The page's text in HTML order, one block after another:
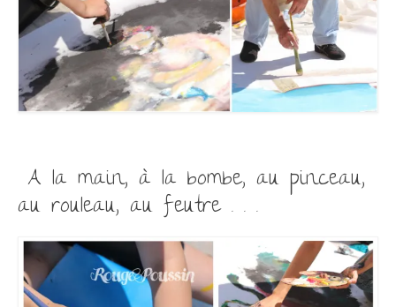
A la main, à la bombe, au pinceau,
au rouleau, au feutre . . .